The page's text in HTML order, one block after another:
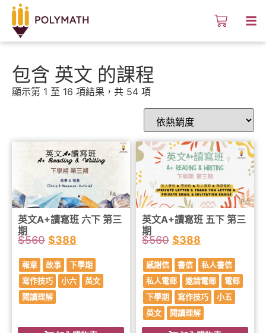
包含 英文 的課程
顯示第 1 至 16 項結果，共 54 項
英文A+讀寫班 六下 第三
期
$560 $388
報章 故事
下學期
寫作技巧
小六
英文
閱讀理解
英文A+讀寫班 五下 第三
期
$560 $388
感謝信 書信
私人書信
私人電郵
邀請電郵
電郵
下學期
寫作技巧
小五
英文
閱讀理解